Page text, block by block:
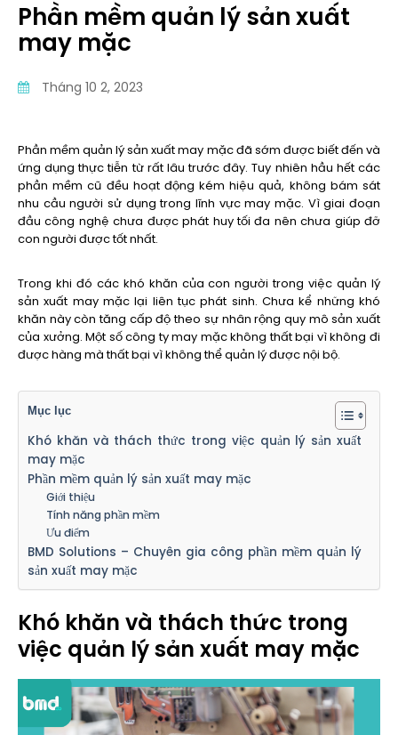
Phần mềm quản lý sản xuất
may mặc
Tháng 10 2, 2023
Phần mềm quản lý sản xuất may mặc đã sớm được biết đến và
ứng dụng thực tiễn từ rất lâu trước đây. Tuy nhiên hầu hết các
phần mềm cũ đều hoạt động kém hiệu quả, không bám sát
nhu cầu người sử dụng trong lĩnh vực may mặc. Vì giai đoạn
đầu công nghệ chưa được phát huy tối đa nên chưa giúp đỡ
con người được tốt nhất.
Trong khi đó các khó khăn của con người trong việc quản lý
sản xuất may mặc lại liên tục phát sinh. Chưa kể những khó
khăn này còn tăng cấp độ theo sự nhân rộng quy mô sản xuất
của xưởng. Một số công ty may mặc không thất bại vì không đi
được hàng mà thất bại vì không thể quản lý được nội bộ.
Mục lục
Khó khăn và thách thức trong việc quản lý sản xuất
may mặc
Phần mềm quản lý sản xuất may mặc
Giới thiệu
Tính năng phần mềm
Ưu điểm
BMD Solutions – Chuyên gia công phần mềm quản lý
sản xuất may mặc
Khó khăn và thách thức trong
việc quản lý sản xuất may mặc